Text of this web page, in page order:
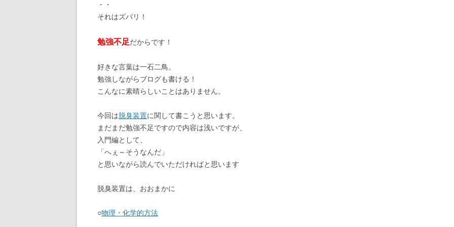
・・
それはズバリ！
勉強不足だからです！
好きな言葉は一石二鳥。
勉強しながらブログも書ける！
こんなに素晴らしいことはありません。
今回は脱臭装置に関して書こうと思います。
まだまだ勉強不足ですので内容は浅いですが、
入門編として、
「へぇ～そうなんだ」
と思いながら読んでいただければと思います
脱臭装置は、おおまかに
○物理・化学的方法